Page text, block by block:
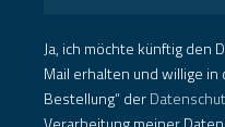
Ja, ich möchte künftig den
Mail erhalten und willige
Bestellung“ der